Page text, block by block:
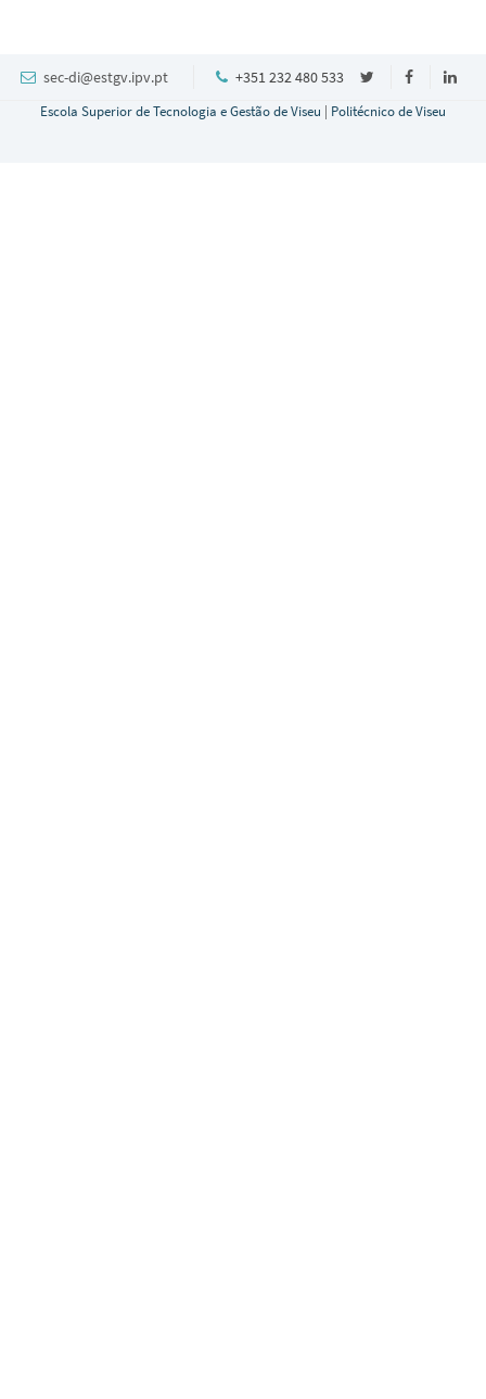
sec-di@estgv.ipv.pt +351 232 480 533
Escola Superior de Tecnologia e Gestão de Viseu | Politécnico de Viseu